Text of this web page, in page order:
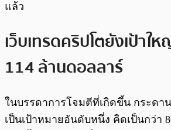
แล้ว
เว็บเทรดคริปโตยังเป้าใ
114 ล้านดอลลาร์
ในบรรดาการโจมตีที่เกิดขึ้น กระดา
เป็นเป้าหมายอันดับหนึ่ง คิดเป็นกว่า